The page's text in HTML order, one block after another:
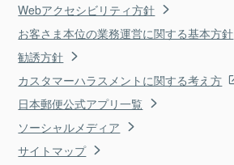
Webアクセシビリティ方針
お客さま本位の業務運営に関する基本方針
勧誘方針
カスタマーハラスメントに関する考え方
日本郵便公式アプリ一覧
ソーシャルメディア
サイトマップ